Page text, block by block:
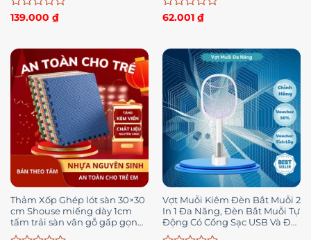
Được
0
sao
139.000 ₫
Được
0
5
sao
62.001 ₫
Thảm Xốp Ghép lót sàn 30×30
cm Shouse miếng dày 1cm
tấm trải sàn vân gỗ gấp gọn
xpe
Vợt Muỗi Kiêm Đèn Bắt Muỗi 2
In 1 Đa Năng, Đèn Bắt Muỗi Tự
Động Có Cổng Sạc USB Và Đế
Tiện Dụng